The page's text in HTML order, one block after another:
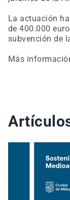
La actuación
de 400.000
subvención de
Más